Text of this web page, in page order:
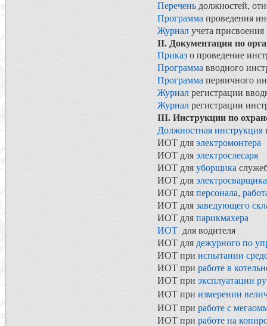
Перечень должностей,
Программа проведения
Журнал учета
II. Документация по
Приказ о проведение
Программа вводного
Программа первичного
Журнал регистрации
Журнал регистрации
III. Инструкции по
Должностная инструкция
ИОТ для электромонтера
ИОТ для электрослесаря
ИОТ для уборщика
ИОТ для электросварщика
ИОТ для персонала,
ИОТ для заведующего
ИОТ для парикмахера
ИОТ для водителя
ИОТ для дежурного по
ИОТ при испытании
ИОТ при работе в
ИОТ при эксплуатации
ИОТ при измерении
ИОТ при работе с
ИОТ при работе на